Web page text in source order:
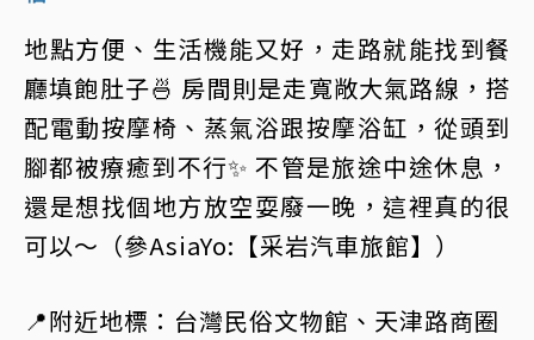
地點方便、生活機能又好，走路就能找到餐
廳填飽肚子🍜 房間則是走寬敞大氣路線，搭
配電動按摩椅、蒸氣浴跟按摩浴缸，從頭到
腳都被療癒到不行✨ 不管是旅途中途休息，
還是想找個地方放空耍廢一晚，這裡真的很
可以～（參AsiaYo:【采岩汽車旅館】）
📍附近地標：台灣民俗文物館、天津路商圈